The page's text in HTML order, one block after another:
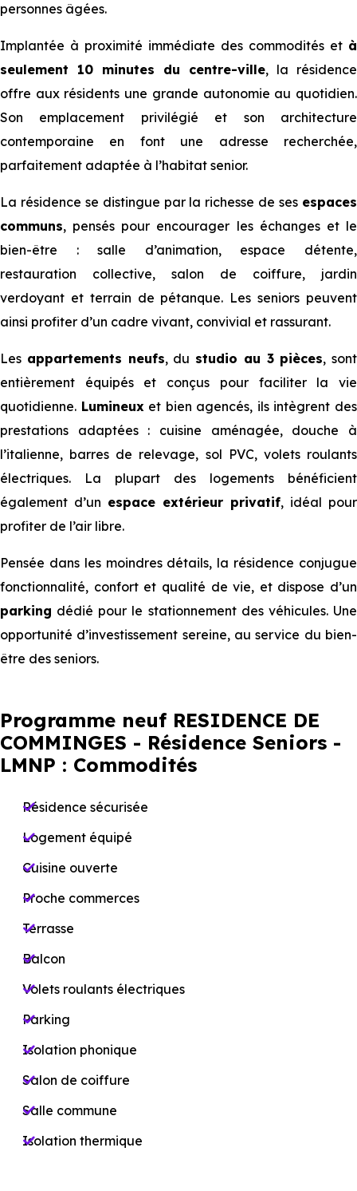
personnes âgées.
Implantée à proximité immédiate des commodités et à
seulement 10 minutes du centre-ville, la résidence
offre aux résidents une grande autonomie au quotidien.
Son emplacement privilégié et son architecture
contemporaine en font une adresse recherchée,
parfaitement adaptée à l’habitat senior.
La résidence se distingue par la richesse de ses espaces
communs, pensés pour encourager les échanges et le
bien-être : salle d’animation, espace détente,
restauration collective, salon de coiffure, jardin
verdoyant et terrain de pétanque. Les seniors peuvent
ainsi profiter d’un cadre vivant, convivial et rassurant.
Les appartements neufs, du studio au 3 pièces, sont
entièrement équipés et conçus pour faciliter la vie
quotidienne. Lumineuxet bien agencés, ils intègrent des
prestations adaptées : cuisine aménagée, douche à
l’italienne, barres de relevage, sol PVC, volets roulants
électriques. La plupart des logements bénéficient
également d’un espace extérieur privatif, idéal pour
profiter de l’air libre.
Pensée dans les moindres détails, la résidence conjugue
fonctionnalité, confort et qualité de vie, et dispose d’un
parking dédié pour le stationnement des véhicules. Une
opportunité d’investissement sereine, au service du bien-
être des seniors.
Programme neuf RESIDENCE DE
COMMINGES - Résidence Seniors -
LMNP : Commodités
Résidence sécurisée
Logement équipé
Cuisine ouverte
Proche commerces
Terrasse
Balcon
Volets roulants électriques
Parking
Isolation phonique
Salon de coiffure
Salle commune
Isolation thermique